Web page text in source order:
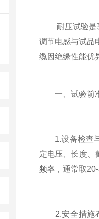
耐压试验是验
调节电感与试品
缆因绝缘性能优
一、试验前
1.设备检查与
定电压、长度、
频率，通常取20-
2.安全措施布